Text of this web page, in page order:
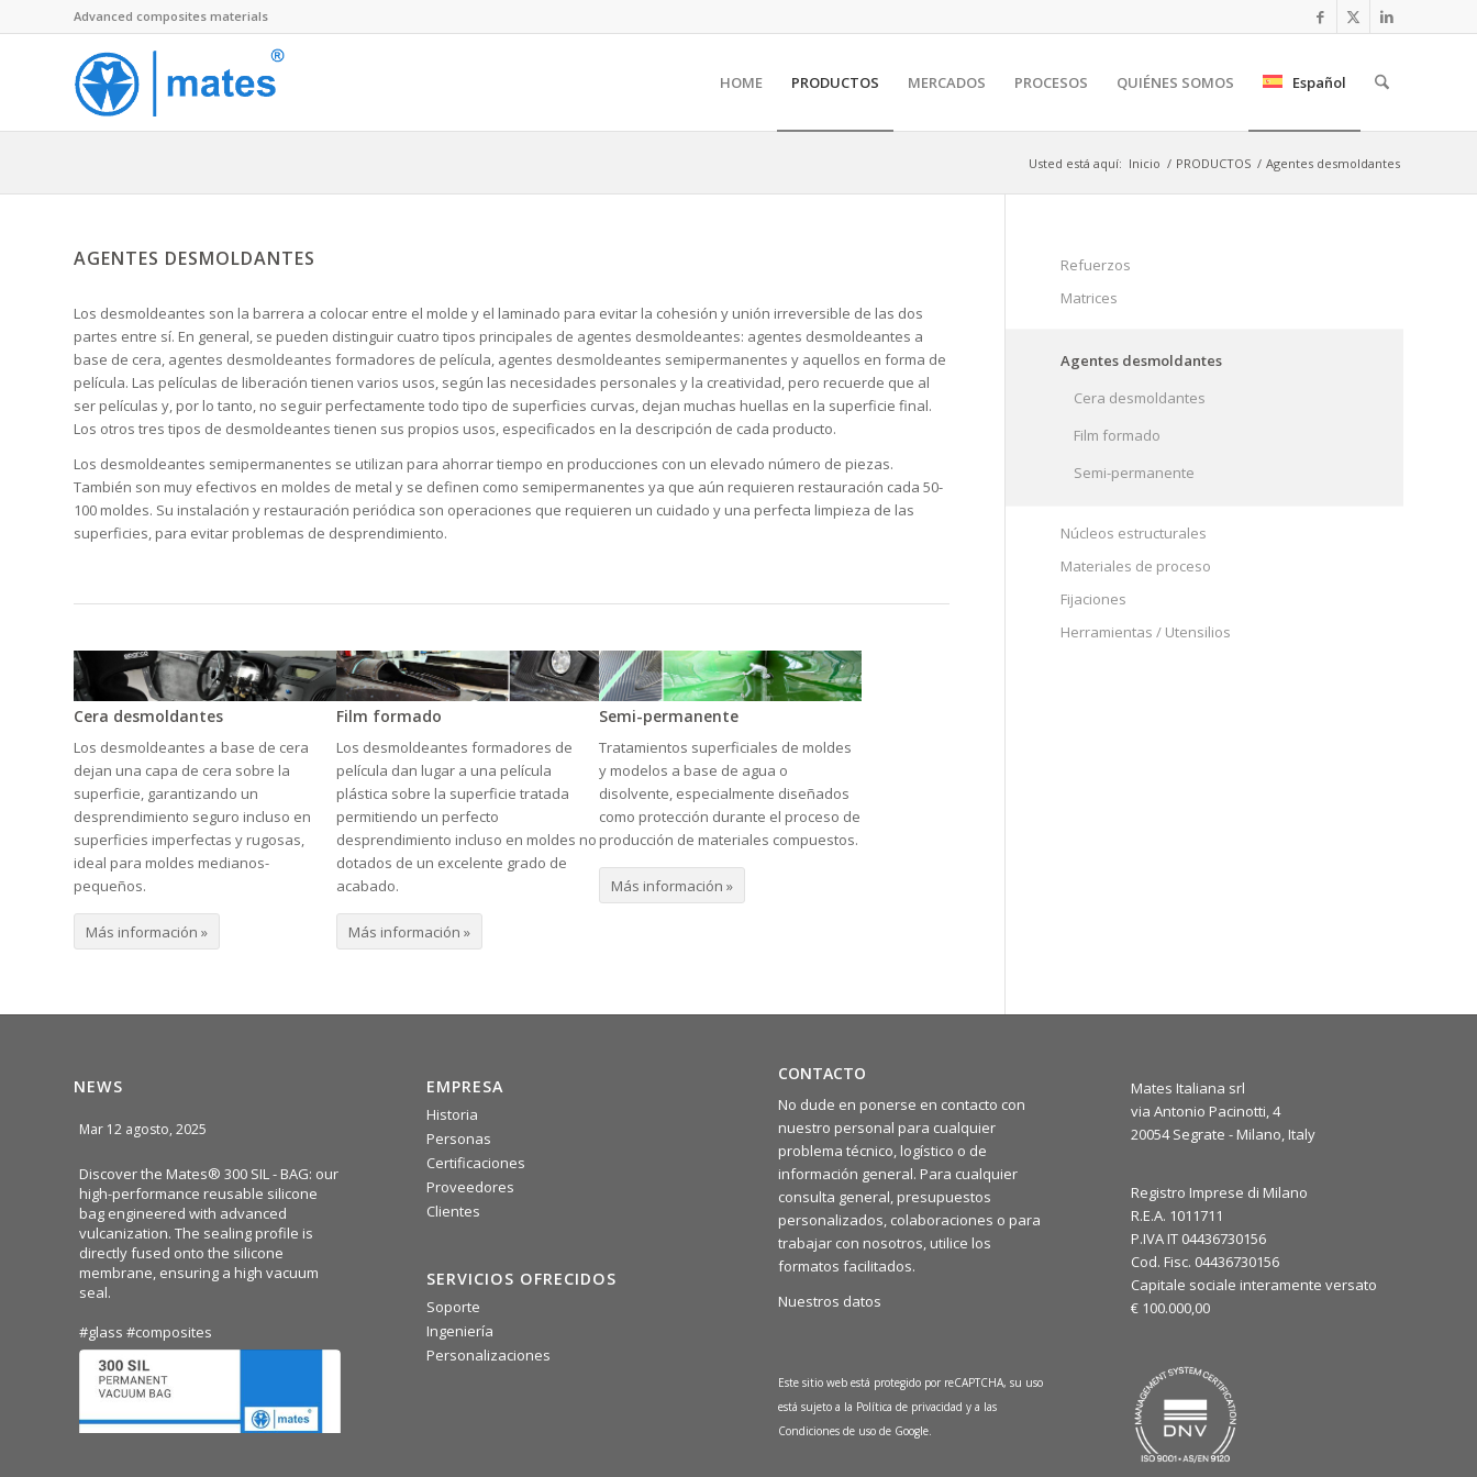
Advanced composites materials
HOME PRODUCTOS MERCADOS PROCESOS QUIÉNES SOMOS Español
Usted está aquí: Inicio / PRODUCTOS / Agentes desmoldantes
AGENTES DESMOLDANTES
Los desmoldeantes son la barrera a colocar entre el molde y el laminado para evitar la cohesión y unión irreversible de las dos
partes entre sí. En general, se pueden distinguir cuatro tipos principales de agentes desmoldeantes: agentes desmoldeantes a
base de cera, agentes desmoldeantes formadores de película, agentes desmoldeantes semipermanentes y aquellos en forma de
película. Las películas de liberación tienen varios usos, según las necesidades personales y la creatividad, pero recuerde que al
ser películas y, por lo tanto, no seguir perfectamente todo tipo de superficies curvas, dejan muchas huellas en la superficie final.
Los otros tres tipos de desmoldeantes tienen sus propios usos, especificados en la descripción de cada producto.
Los desmoldeantes semipermanentes se utilizan para ahorrar tiempo en producciones con un elevado número de piezas.
También son muy efectivos en moldes de metal y se definen como semipermanentes ya que aún requieren restauración cada 50-
100 moldes. Su instalación y restauración periódica son operaciones que requieren un cuidado y una perfecta limpieza de las
superficies, para evitar problemas de desprendimiento.
Cera desmoldantes
Los desmoldeantes a base de cera
dejan una capa de cera sobre la
superficie, garantizando un
desprendimiento seguro incluso en
superficies imperfectas y rugosas,
ideal para moldes medianos-
pequeños.
Más información »
Film formado
Los desmoldeantes formadores de
película dan lugar a una película
plástica sobre la superficie tratada
permitiendo un perfecto
desprendimiento incluso en moldes no
dotados de un excelente grado de
acabado.
Más información »
Semi-permanente
Tratamientos superficiales de moldes
y modelos a base de agua o
disolvente, especialmente diseñados
como protección durante el proceso de
producción de materiales compuestos.
Más información »
Refuerzos
Matrices
Agentes desmoldantes
Cera desmoldantes
Film formado
Semi-permanente
Núcleos estructurales
Materiales de proceso
Fijaciones
Herramientas / Utensilios
NEWS
Mar 12 agosto, 2025
Discover the Mates® 300 SIL - BAG: our
high-performance reusable silicone
bag engineered with advanced
vulcanization. The sealing profile is
directly fused onto the silicone
membrane, ensuring a high vacuum
seal.
#glass #composites
EMPRESA
Historia
Personas
Certificaciones
Proveedores
Clientes
SERVICIOS OFRECIDOS
Soporte
Ingeniería
Personalizaciones
CONTACTO
No dude en ponerse en contacto con
nuestro personal para cualquier
problema técnico, logístico o de
información general. Para cualquier
consulta general, presupuestos
personalizados, colaboraciones o para
trabajar con nosotros, utilice los
formatos facilitados.
Nuestros datos
Este sitio web está protegido por reCAPTCHA, su uso
está sujeto a la Política de privacidady a las
Condiciones de usode Google.
Mates Italiana srl
via Antonio Pacinotti, 4
20054 Segrate - Milano, Italy
Registro Imprese di Milano
R.E.A. 1011711
P.IVA IT 04436730156
Cod. Fisc. 04436730156
Capitale sociale interamente versato
€ 100.000,00